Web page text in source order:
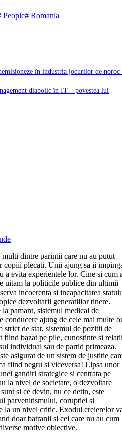
People# Romania
în industria jocurilor de noroc
diabolic în IT – povestea lui
multi dintre parintii care nu au putut
copiii plecati. Unii ajung sa ii
a evita experientele lor. Cine si cum
uitam la politicile publice din ultimii
incoerenta si incapacitatea
dezvoltarii generatiilor tinere.
la pamant, sistemul medical de
conducere ajung de cele mai multe
strict de stat, sistemul de pozitii de
fiind bazat pe pile, cunostinte si
individual sau de partid primeaza.
asigurat de un sistem de justitie
fiind negru si viceversa! Lipsa unor
gandiri strategice si centrata pe
la nivel de societate, o dezvoltare
si ce devin, nu ce detin, este
parvenitismului, coruptiei si
la un nivel critic. Exodul creierelor
doar batranii si cei care nu au cum
motive obiective.